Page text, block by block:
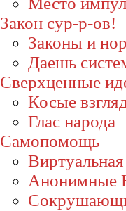
Закон сур-р-ов!
Законы и
Даешь
Сверхценные
Косые
Глас народа
Самопомощь
Анонимные